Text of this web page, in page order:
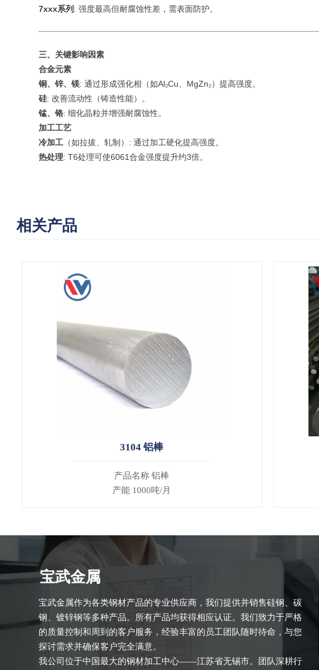
7xxx系列 : 强度最高但耐腐蚀性差，需表面防护。
三、关键影响因素
合金元素
铜、锌、镁: 通过形成强化相（如Al₂Cu、MgZn₂）提高强度。
硅: 改善流动性（铸造性能）。
锰、铬: 细化晶粒并增强耐腐蚀性。
加工工艺
冷加工（如拉拔、轧制）: 通过加工硬化提高强度。
热处理: T6处理可使6061合金强度提升约3倍。
相关产品
3104 铝棒
产品名称 铝棒
产能 1000吨/月
宝武金属
宝武金属作为各类钢材产品的专业供应商，我们提供并销售硅钢、碳
钢、镀锌钢等多种产品。所有产品均获得相应认证。我们致力于严格
的质量控制和周到的客户服务，经验丰富的员工团队随时待命，与您
探讨需求并确保客户完全满意。
我公司位于中国最大的钢材加工中心——江苏省无锡市。团队深耕行